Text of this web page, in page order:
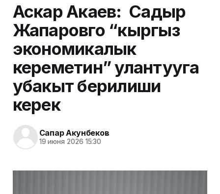
Аскар Акаев: Садыр
Жапаровго “кыргыз
экономикалык
кереметин” улантууга
убакыт берилиши
керек
Сапар Акунбеков
19 июня 2026 15:30